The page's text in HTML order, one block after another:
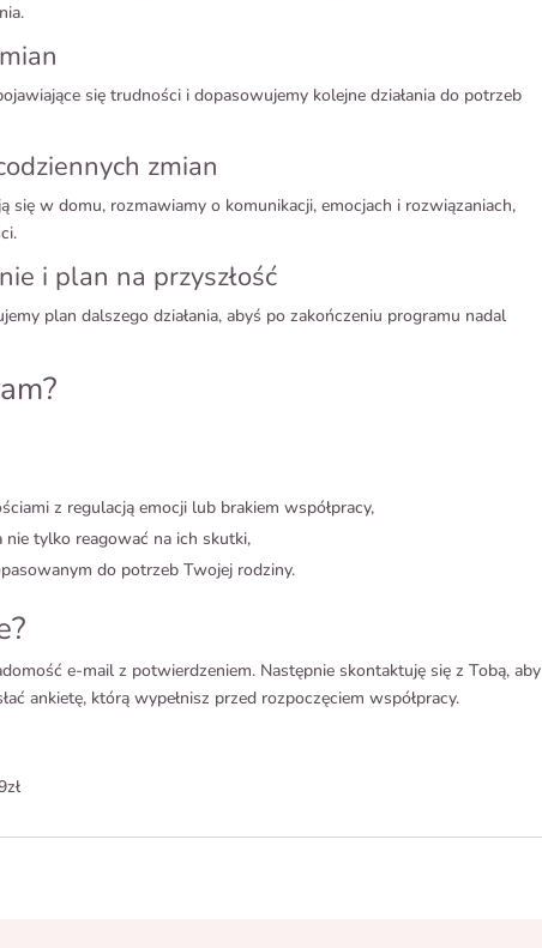
się trudności i dopasowujemy kolejne działania do potrzeb
zmian
się w domu, rozmawiamy o komunikacji, emocjach i rozwiązaniach,
i plan na przyszłość
plan dalszego działania, abyś po zakończeniu programu nadal
z regulacją emocji lub brakiem współpracy,
tylko reagować na ich skutki,
do potrzeb Twojej rodziny.
e-mail z potwierdzeniem. Następnie skontaktuję się z Tobą, aby
ankietę, którą wypełnisz przed rozpoczęciem współpracy.